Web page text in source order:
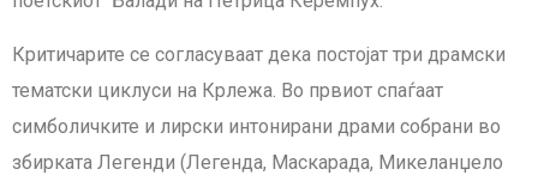
Критичарите се согласуваат дека постојат три драмски
тематски циклуси на Крлежа. Во првиот спаѓаат
симболичките и лирски интонирани драми собрани во
збирката Легенди (Легенда, Маскарада, Микеланџело